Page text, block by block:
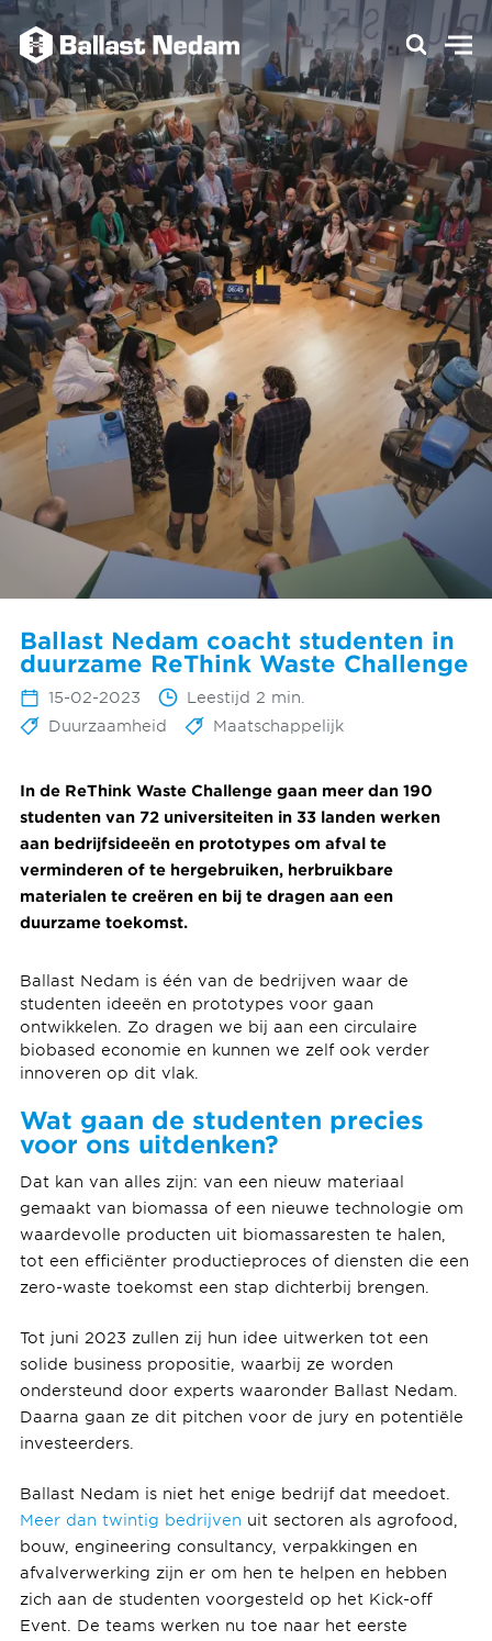
Ballast Nedam coacht studenten in
duurzame ReThink Waste Challenge
15-02-2023
Leestijd 2 min.
Duurzaamheid
Maatschappelijk
In de ReThink Waste Challenge gaan meer dan 190
studenten van 72 universiteiten in 33 landen werken
aan bedrijfsideeën en prototypes om afval te
verminderen of te hergebruiken, herbruikbare
materialen te creëren en bij te dragen aan een
duurzame toekomst.
Ballast Nedam is één van de bedrijven waar de
studenten ideeën en prototypes voor gaan
ontwikkelen. Zo dragen we bij aan een circulaire
biobased economie en kunnen we zelf ook verder
innoveren op dit vlak.
Wat gaan de studenten precies
voor ons uitdenken?
Dat kan van alles zijn: van een nieuw materiaal
gemaakt van biomassa of een nieuwe technologie om
waardevolle producten uit biomassaresten te halen,
tot een efficiënter productieproces of diensten die een
zero-waste toekomst een stap dichterbij brengen.
Tot juni 2023 zullen zij hun idee uitwerken tot een
solide business propositie, waarbij ze worden
ondersteund door experts waaronder Ballast Nedam.
Daarna gaan ze dit pitchen voor de jury en potentiële
investeerders.
Ballast Nedam is niet het enige bedrijf dat meedoet.
Meer dan twintig bedrijven uit sectoren als agrofood,
bouw, engineering consultancy, verpakkingen en
afvalverwerking zijn er om hen te helpen en hebben
zich aan de studenten voorgesteld op het Kick-off
Event. De teams werken nu toe naar het eerste